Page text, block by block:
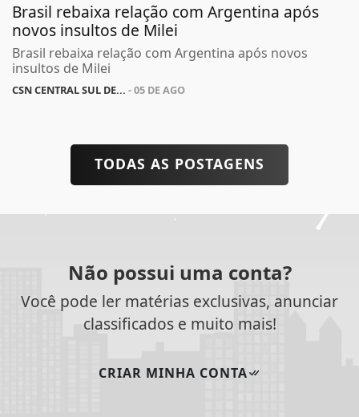
Brasil rebaixa relação com Argentina após
novos insultos de Milei
Brasil rebaixa relação com Argentina após novos
insultos de Milei
CSN CENTRAL SUL DE... - 05 DE AGO
TODAS AS POSTAGENS
Não possui uma conta?
Você pode ler matérias exclusivas, anunciar
classificados e muito mais!
CRIAR MINHA CONTA